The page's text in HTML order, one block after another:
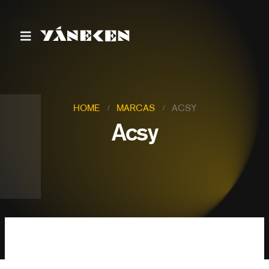
HOME MARCAS ACSY
Acsy